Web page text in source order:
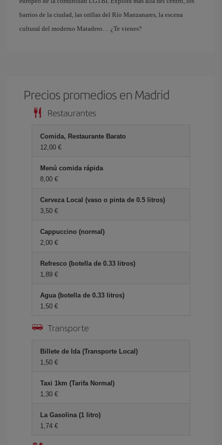
barrios de la ciudad, las orillas del Río Manzanares, la escena
cultural del moderno Matadero… ¿Te vienes?
Precios promedios en Madrid
Restaurantes
Comida, Restaurante Barato
12,00 €
Menú comida rápida
8,00 €
Cerveza Local (vaso o pinta de 0.5 litros)
3,50 €
Cappuccino (normal)
2,00 €
Refresco (botella de 0.33 litros)
1,89 €
Agua (botella de 0.33 litros)
1,50 €
Transporte
Billete de Ida (Transporte Local)
1,50 €
Taxi 1km (Tarifa Normal)
1,30 €
La Gasolina (1 litro)
1,74 €